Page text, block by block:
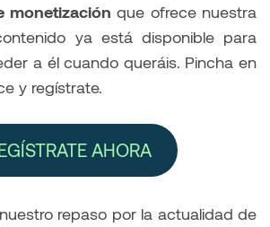
monetización que ofrece nuestra
ya está disponible para
a él cuando queráis. Pincha en
y regístrate.
AHORA
repaso por la actualidad de